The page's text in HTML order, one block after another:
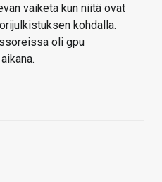
vaiketa kun niitä ovat
kohdalla.
oli gpu